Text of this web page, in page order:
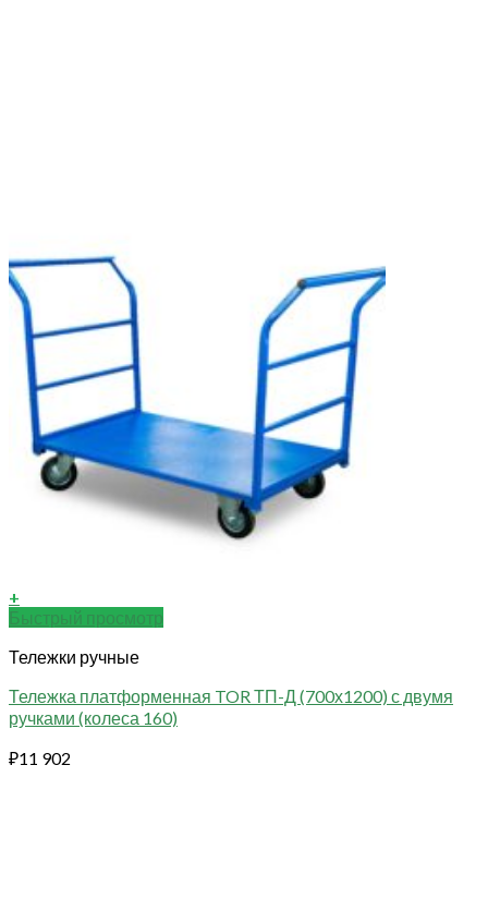
+
Быстрый просмотр
Тележки ручные
Тележка платформенная TOR ТП-Д (700х1200) с двумя
ручками (колеса 160)
₽11 902